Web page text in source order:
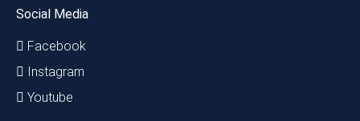
Social Media
Facebook
Instagram
Youtube